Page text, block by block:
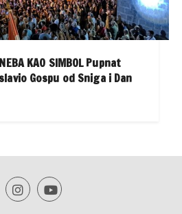
KAO SIMBOL Pupnat
Gospu od Sniga i Dan